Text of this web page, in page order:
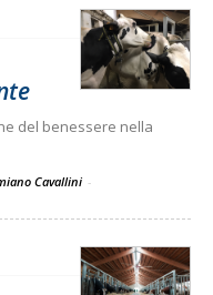
del benessere nella
Cavallini -